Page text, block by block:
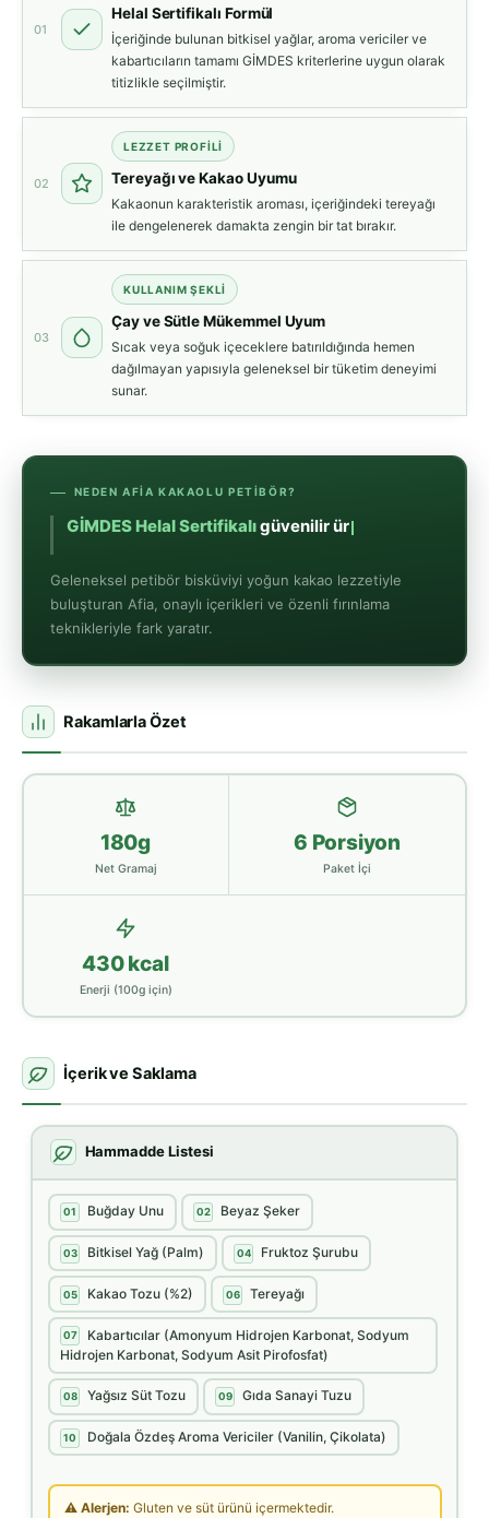
01
Helal Sertifikalı Formül
İçeriğinde bulunan bitkisel yağlar, aroma vericiler ve
kabartıcıların tamamı GİMDES kriterlerine uygun olarak
titizlikle seçilmiştir.
02
LEZZET PROFILI
Tereyağı ve Kakao Uyumu
Kakaonun karakteristik aroması, içeriğindeki tereyağı
ile dengelenerek damakta zengin bir tat bırakır.
03
KULLANIM ŞEKLI
Çay ve Sütle Mükemmel Uyum
Sıcak veya soğuk içeceklere batırıldığında hemen
dağılmayan yapısıyla geleneksel bir tüketim deneyimi
sunar.
NEDEN AFIA KAKAOLU PETIBÖR?
GİMD
Geleneksel petibör bisküviyi yoğun kakao lezzetiyle
buluşturan Afia, onaylı içerikleri ve özenli fırınlama
teknikleriyle fark yaratır.
Rakamlarla Özet
180g
Net Gramaj
6 Porsiyon
Paket İçi
430 kcal
Enerji (100g için)
İçerik ve Saklama
Hammadde Listesi
01 Buğday Unu 02 Beyaz Şeker
03 Bitkisel Yağ (Palm) 04 Fruktoz Şurubu
05 Kakao Tozu (%2) 06 Tereyağı
07
Kabartıcılar (Amonyum Hidrojen Karbonat, Sodyum
Hidrojen Karbonat, Sodyum Asit Pirofosfat)
08 Yağsız Süt Tozu 09 Gıda Sanayi Tuzu
10 Doğala Özdeş Aroma Vericiler (Vanilin, Çikolata)
⚠ Alerjen: Gluten ve süt ürünü içermektedir.